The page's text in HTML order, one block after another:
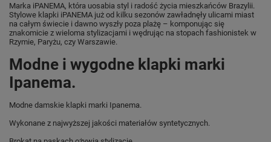
Marka iPANEMA, która uosabia styl i radość życia mieszkańców Brazylii.
Stylowe klapki iPANEMA już od kilku sezonów zawładnęły ulicami miast
na całym świecie i dawno wyszły poza plażę – komponując się
znakomicie z wieloma stylizacjami i wędrując na stopach fashionistek w
Rzymie, Paryżu, czy Warszawie.
Modne i wygodne klapki marki
Ipanema.
Modne damskie klapki marki Ipanema.
Wykonane z najwyższej jakości materiałów syntetycznych.